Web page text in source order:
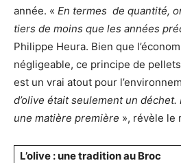
année. « En termes de quantité,
tiers de moins que les années
Philippe Heura. Bien que
négligeable, ce principe de
est un vrai atout pour
d’olive était seulement un
une matière première », révèle le
L’olive : une tradition au Broc